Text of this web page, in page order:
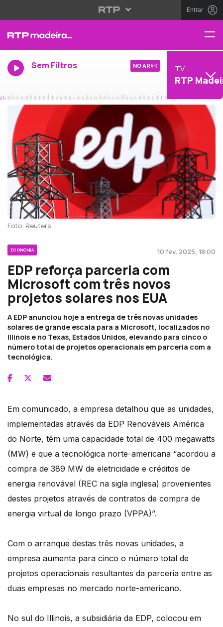
Entrar
Sem Filtros NO AR TV
RTP
Foto: Reuters
ECONOMIA 10 fev, 2025, 18:00
EDP reforça parceria com
Microsoft com três novos
projetos solares nos EUA
A EDP anunciou hoje a entrega de três novas unidades
solares de grande escala para a Microsoft, localizados no
Illinois e no Texas, Estados Unidos, elevando para cinco o
número total de projetos operacionais em parceria com a
tecnológica.
Em comunicado, a empresa detalhou que as unidades,
implementadas através da EDP Renováveis América
do Norte, têm uma capacidade total de 400 megawatts
(MW) e que a tecnológica norte-americana “acordou a
compra de 389 MW de eletricidade e créditos de
energia renovável (REC na sigla inglesa) provenientes
destes projetos através de contratos de compra de
energia virtual de longo prazo (VPPA)”.
Com o arranque destas três novas unidades, a
empresa aumenta para cinco o número total de
projetos operacionais resultantes da parceria entre as
duas empresas no mercado norte-americano.
No sul do Illinois, a subsidiária da EDP, colocou em